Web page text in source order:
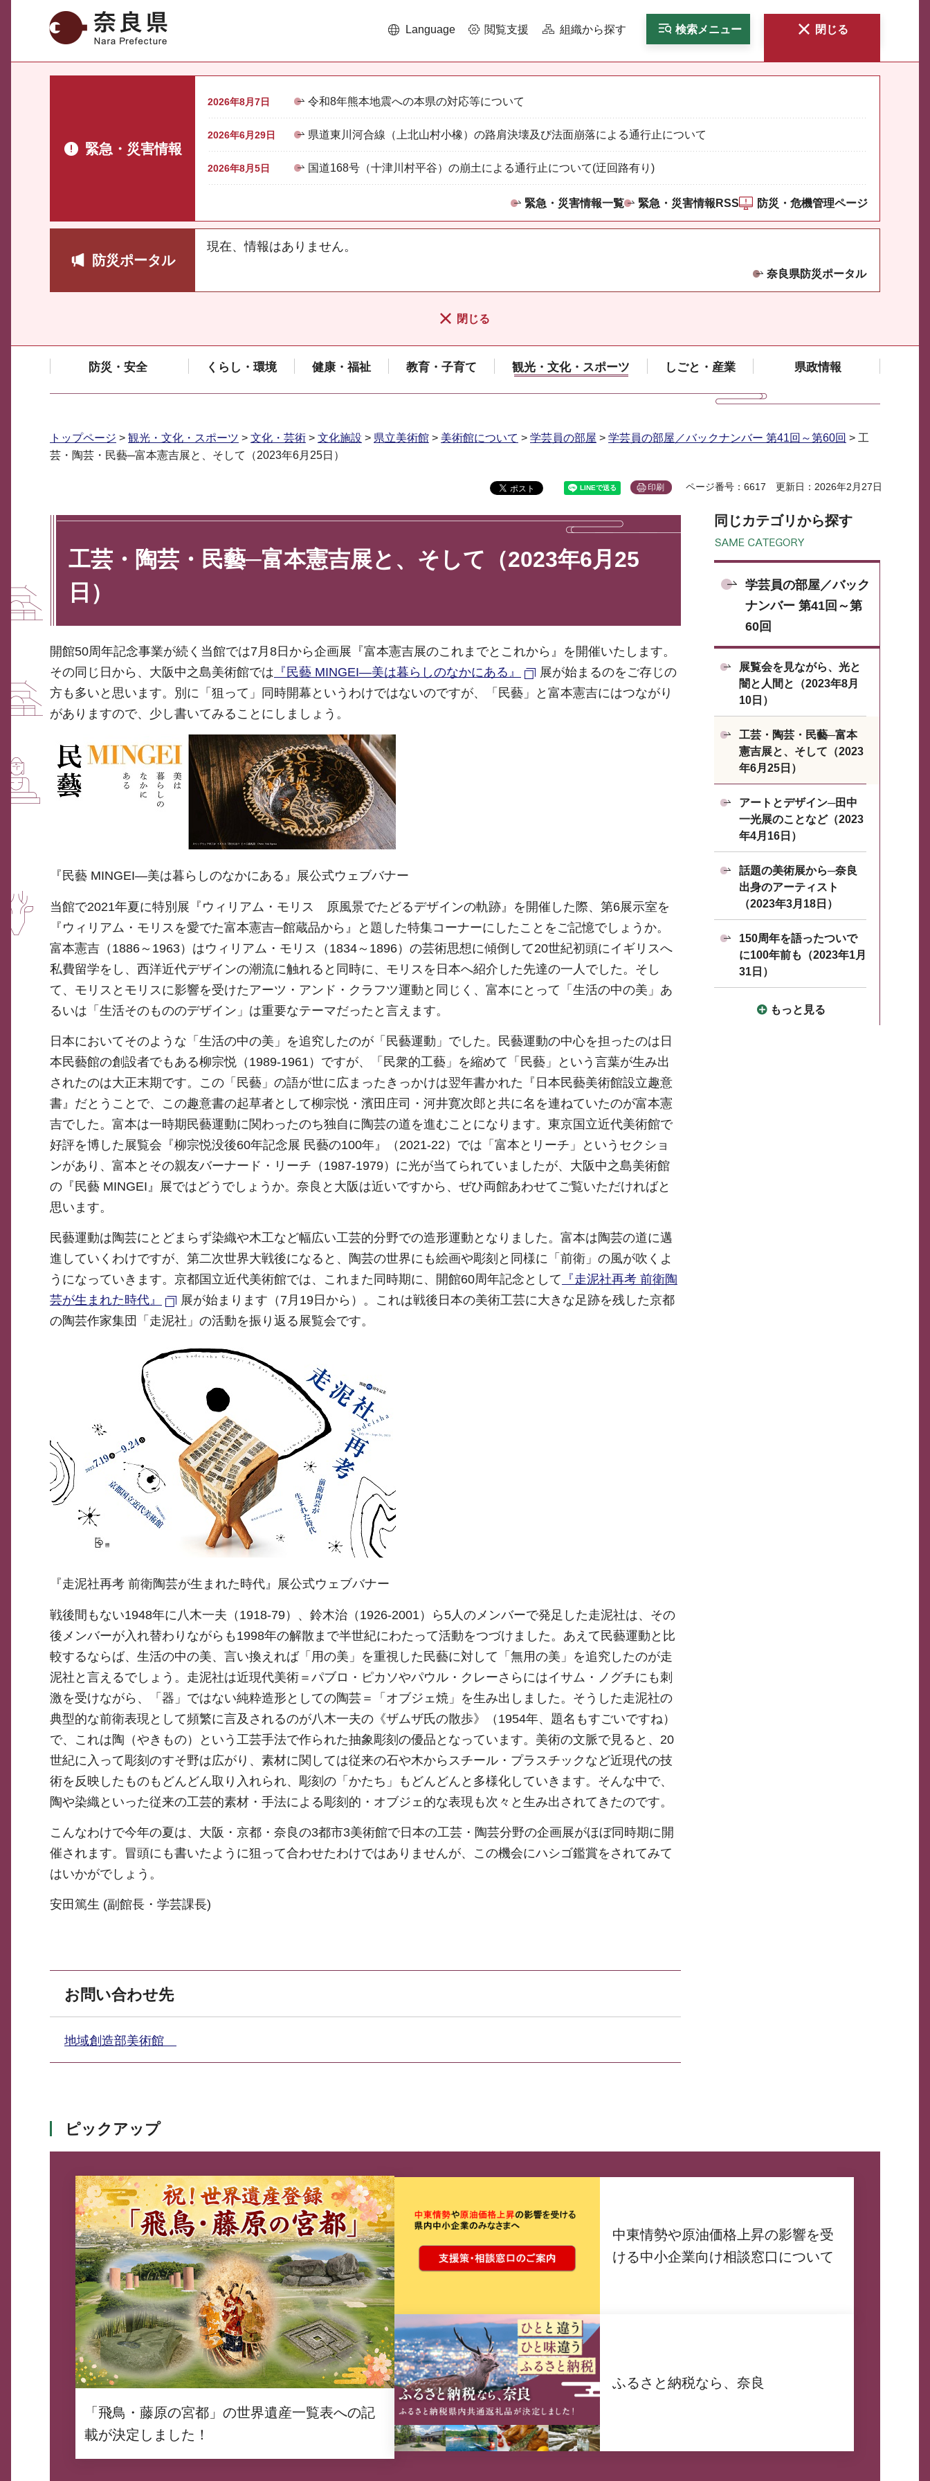
奈良県 Language 閲覧支援 組織から探す 検索メニュー 閉じる
緊急・災害情報
2026年8月7日 令和8年熊本地震への本県の対応等について
2026年6月29日 県道東川河合線（上北山村小橡）の路肩決壊及び法面崩落による通行止について
2026年8月5日 国道168号（十津川村平谷）の崩土による通行止について(迂回路有り)
緊急・災害情報一覧 緊急・災害情報RSS 防災・危機管理ページ
防災ポータル
現在、情報はありません。
奈良県防災ポータル
閉じる
防災・安全 くらし・環境 健康・福祉 教育・子育て 観光・文化・スポーツ しごと・産業 県政情報
トップページ > 観光・文化・スポーツ > 文化・芸術 > 文化施設 > 県立美術館 > 美術館について > 学芸員の部屋 > 学芸員の部屋／バックナンバー 第41回～第60回 > 工
芸・陶芸・民藝─富本憲吉展と、そして（2023年6月25日）
印刷 ページ番号：6617 更新日：2026年2月27日
工芸・陶芸・民藝─富本憲吉展と、そして（2023年6月25
日）
開館50周年記念事業が続く当館では7月8日から企画展『富本憲吉展のこれまでとこれから』を開催いたします。
その同じ日から、大阪中之島美術館では 『民藝 MINGEI―美は暮らしのなかにある』
展が始まるのをご存じの
方も多いと思います。別に「狙って」同時開幕というわけではないのですが、「民藝」と富本憲吉にはつながり
がありますので、少し書いてみることにしましょう。
『民藝 MINGEI―美は暮らしのなかにある』展公式ウェブバナー
当館で2021年夏に特別展『ウィリアム・モリス 原風景でたどるデザインの軌跡』を開催した際、第6展示室を
『ウィリアム・モリスを愛でた富本憲吉─館蔵品から』と題した特集コーナーにしたことをご記憶でしょうか。
富本憲吉（1886～1963）はウィリアム・モリス（1834～1896）の芸術思想に傾倒して20世紀初頭にイギリスへ
私費留学をし、西洋近代デザインの潮流に触れると同時に、モリスを日本へ紹介した先達の一人でした。そし
て、モリスとモリスに影響を受けたアーツ・アンド・クラフツ運動と同じく、富本にとって「生活の中の美」あ
るいは「生活そのもののデザイン」は重要なテーマだったと言えます。
日本においてそのような「生活の中の美」を追究したのが「民藝運動」でした。民藝運動の中心を担ったのは日
本民藝館の創設者でもある柳宗悦（1989-1961）ですが、「民衆的工藝」を縮めて「民藝」という言葉が生み出
されたのは大正末期です。この「民藝」の語が世に広まったきっかけは翌年書かれた『日本民藝美術館設立趣意
書』だとうことで、この趣意書の起草者として柳宗悦・濱田庄司・河井寛次郎と共に名を連ねていたのが富本憲
吉でした。富本は一時期民藝運動に関わったのち独自に陶芸の道を進むことになります。東京国立近代美術館で
好評を博した展覧会『柳宗悦没後60年記念展 民藝の100年』（2021-22）では「富本とリーチ」というセクショ
ンがあり、富本とその親友バーナード・リーチ（1987-1979）に光が当てられていましたが、大阪中之島美術館
の『民藝 MINGEI』展ではどうでしょうか。奈良と大阪は近いですから、ぜひ両館あわせてご覧いただければと
思います。
民藝運動は陶芸にとどまらず染織や木工など幅広い工芸的分野での造形運動となりました。富本は陶芸の道に邁
進していくわけですが、第二次世界大戦後になると、陶芸の世界にも絵画や彫刻と同様に「前衛」の風が吹くよ
うになっていきます。京都国立近代美術館では、これまた同時期に、開館60周年記念として 『走泥社再考 前衛陶
芸が生まれた時代』
展が始まります（7月19日から）。これは戦後日本の美術工芸に大きな足跡を残した京都
の陶芸作家集団「走泥社」の活動を振り返る展覧会です。
『走泥社再考 前衛陶芸が生まれた時代』展公式ウェブバナー
戦後間もない1948年に八木一夫（1918-79）、鈴木治（1926-2001）ら5人のメンバーで発足した走泥社は、その
後メンバーが入れ替わりながらも1998年の解散まで半世紀にわたって活動をつづけました。あえて民藝運動と比
較するならば、生活の中の美、言い換えれば「用の美」を重視した民藝に対して「無用の美」を追究したのが走
泥社と言えるでしょう。走泥社は近現代美術＝パブロ・ピカソやパウル・クレーさらにはイサム・ノグチにも刺
激を受けながら、「器」ではない純粋造形としての陶芸＝「オブジェ焼」を生み出しました。そうした走泥社の
典型的な前衛表現として頻繁に言及されるのが八木一夫の《ザムザ氏の散歩》（1954年、題名もすごいですね）
で、これは陶（やきもの）という工芸手法で作られた抽象彫刻の優品となっています。美術の文脈で見ると、20
世紀に入って彫刻のすそ野は広がり、素材に関しては従来の石や木からスチール・プラスチックなど近現代の技
術を反映したものもどんどん取り入れられ、彫刻の「かたち」もどんどんと多様化していきます。そんな中で、
陶や染織といった従来の工芸的素材・手法による彫刻的・オブジェ的な表現も次々と生み出されてきたのです。
こんなわけで今年の夏は、大阪・京都・奈良の3都市3美術館で日本の工芸・陶芸分野の企画展がほぼ同時期に開
催されます。冒頭にも書いたように狙って合わせたわけではありませんが、この機会にハシゴ鑑賞をされてみて
はいかがでしょう。
安田篤生 (副館長・学芸課長)
お問い合わせ先
地域創造部美術館
同じカテゴリから探す
学芸員の部屋／バック
ナンバー 第41回～第
60回
展覧会を見ながら、光と
闇と人間と（2023年8月
10日）
工芸・陶芸・民藝─富本
憲吉展と、そして（2023
年6月25日）
アートとデザイン─田中
一光展のことなど（2023
年4月16日）
話題の美術展から─奈良
出身のアーティスト
（2023年3月18日）
150周年を語ったついで
に100年前も（2023年1月
31日）
もっと見る
ピックアップ
「飛鳥・藤原の宮都」の世界遺産一覧表への記
載が決定しました！
中東情勢や原油価格上昇の影響を受
ける中小企業向け相談窓口について
ふるさと納税なら、奈良